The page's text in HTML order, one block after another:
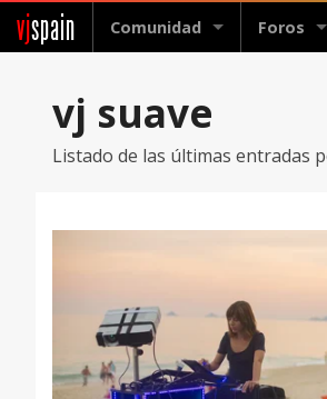
vjspain Comunidad Foros
vj suave
Listado de las últimas entradas